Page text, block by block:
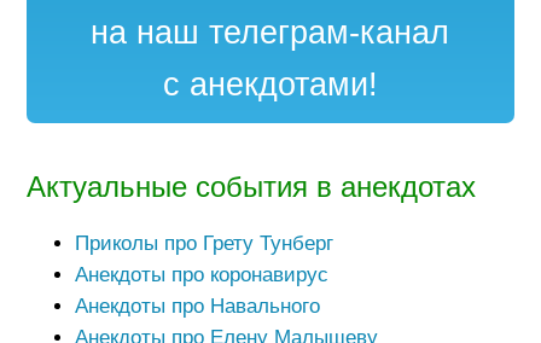
на наш телеграм-канал
с анекдотами!
Актуальные события в анекдотах
Приколы про Грету Тунберг
Анекдоты про коронавирус
Анекдоты про Навального
Анекдоты про Елену Малышеву